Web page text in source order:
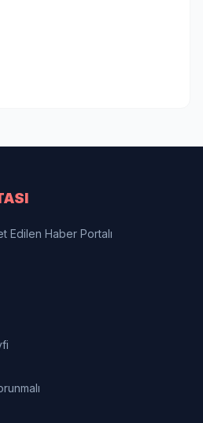
Edilen Haber Portalı